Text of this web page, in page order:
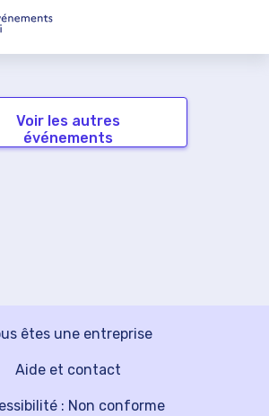
Voir les autres
événements
êtes une entreprise
Aide et contact
: Non conforme